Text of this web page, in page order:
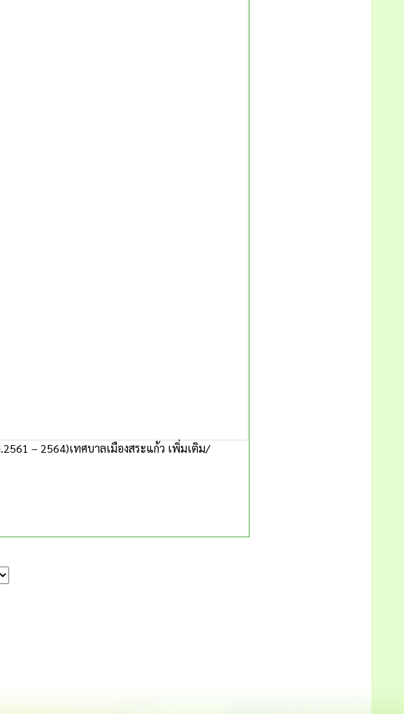
– 2564)เทศบาลเมืองสระแก้ว เพิ่มเติม/